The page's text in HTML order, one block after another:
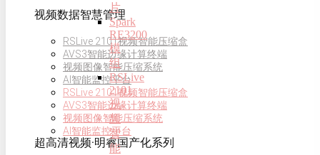
视频数据智慧管理
RSLive 2101视频智能压缩盒
AVS3智能边缘计算终端
视频图像智能压缩系统
AI智能监控平台
RSLive 2101视频智能压缩盒
AVS3智能边缘计算终端
视频图像智能压缩系统
AI智能监控平台
超高清视频·明睿国产化系列
片
Spark
RE3200
模
组
RSLive
2101
视
频
智
能